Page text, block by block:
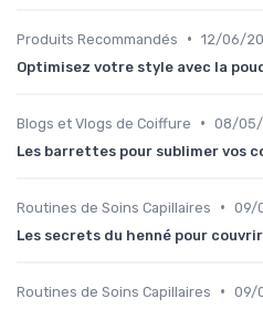
Produits Recommandés • 12/06/
Optimisez votre style avec la
Blogs et Vlogs de Coiffure • 08/
Les barrettes pour sublimer vos
Routines de Soins Capillaires • 09/
Les secrets du henné pour
Routines de Soins Capillaires • 09/